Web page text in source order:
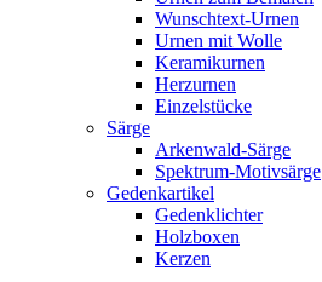
Wunschtext-Urnen
Urnen mit Wolle
Keramikurnen
Herzurnen
Einzelstücke
Särge
Arkenwald-Särge
Spektrum-Motivsärge
Gedenkartikel
Gedenklichter
Holzboxen
Kerzen